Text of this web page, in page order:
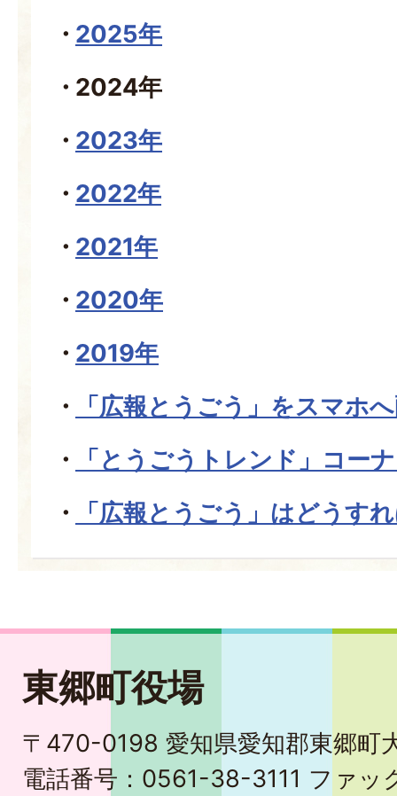
2025年
2024年
2023年
2022年
2021年
2020年
2019年
「広報とうごう」をスマホ
「とうごうトレンド」コー
「広報とうごう」はどうす
東郷町役場
〒470-0198 愛知県愛知郡東郷町
電話番号：0561-38-3111 ファ